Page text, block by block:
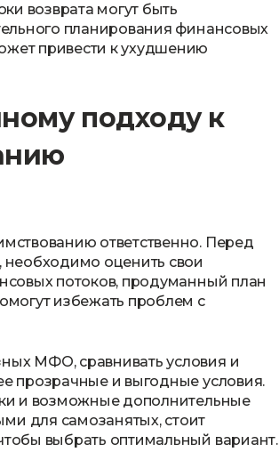
возврата могут быть
планирования финансовых
привести к ухудшению
подходу к
ответственно. Перед
, необходимо оценить свои
потоков, продуманный план
избежать проблем с
МФО, сравнивать условия и
прозрачные и выгодные условия.
и возможные дополнительные
для самозанятых, стоит
выбрать оптимальный вариант.